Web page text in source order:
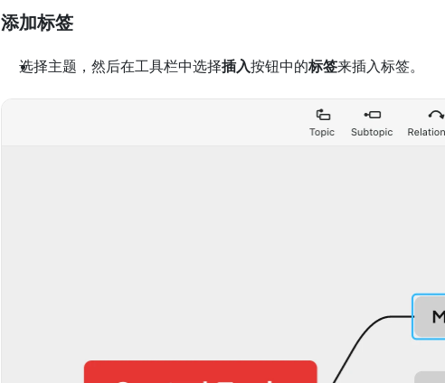
添加标签
选择主题，然后在工具栏中选择插入按钮中的标签来插入标签。